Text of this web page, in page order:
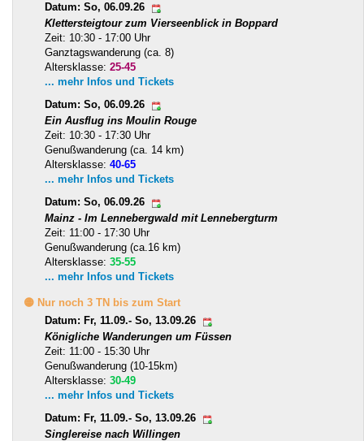
Datum: So, 06.09.26
Klettersteigtour zum Vierseenblick in Boppard
Zeit: 10:30 - 17:00 Uhr
Ganztagswanderung (ca. 8)
Altersklasse: 25-45
... mehr Infos und Tickets
Datum: So, 06.09.26
Ein Ausflug ins Moulin Rouge
Zeit: 10:30 - 17:30 Uhr
Genußwanderung (ca. 14 km)
Altersklasse: 40-65
... mehr Infos und Tickets
Datum: So, 06.09.26
Mainz - Im Lennebergwald mit Lennebergturm
Zeit: 11:00 - 17:30 Uhr
Genußwanderung (ca.16 km)
Altersklasse: 35-55
... mehr Infos und Tickets
🟡 Nur noch 3 TN bis zum Start
Datum: Fr, 11.09.- So, 13.09.26
Königliche Wanderungen um Füssen
Zeit: 11:00 - 15:30 Uhr
Genußwanderung (10-15km)
Altersklasse: 30-49
... mehr Infos und Tickets
Datum: Fr, 11.09.- So, 13.09.26
Singlereise nach Willingen